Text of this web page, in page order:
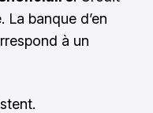
banque d’en
à un